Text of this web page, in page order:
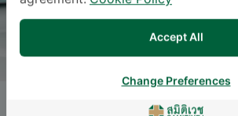
Accept All
Change Preferences